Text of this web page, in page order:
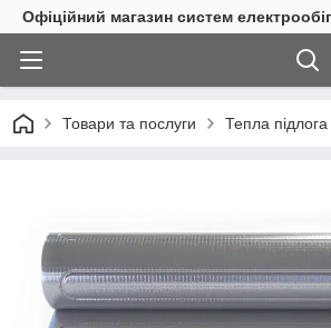
Офіційний магазин систем
Товари та послуги Тепла підлога